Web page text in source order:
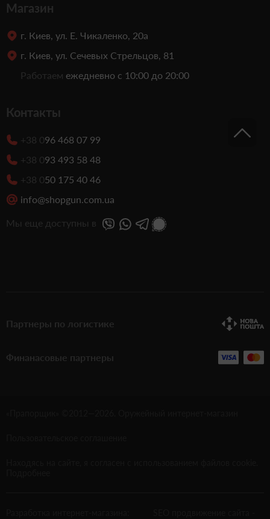
Магазин
г. Киев, ул. Е. Чикаленко, 20а
г. Киев, ул. Сечевых Стрельцов, 81
Работаем ежедневно с 10:00 до 20:00
Контакты
+38 096 468 07 99
+38 093 493 58 48
+38 050 175 40 46
info@shopgun.com.ua
Мы еще доступны в
Партнеры по логистике
Финанасовые партнеры